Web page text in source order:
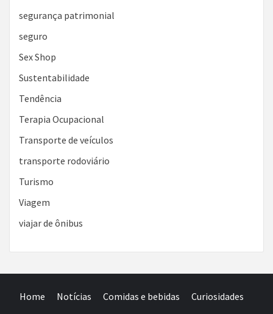
segurança patrimonial
seguro
Sex Shop
Sustentabilidade
Tendência
Terapia Ocupacional
Transporte de veículos
transporte rodoviário
Turismo
Viagem
viajar de ônibus
Home Notícias Comidas e bebidas Curiosidades